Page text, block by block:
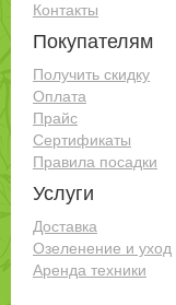
Контакты
Покупателям
Получить скидку
Оплата
Прайс
Сертификаты
Правила посадки
Услуги
Доставка
Озеленение и уход
Аренда техники